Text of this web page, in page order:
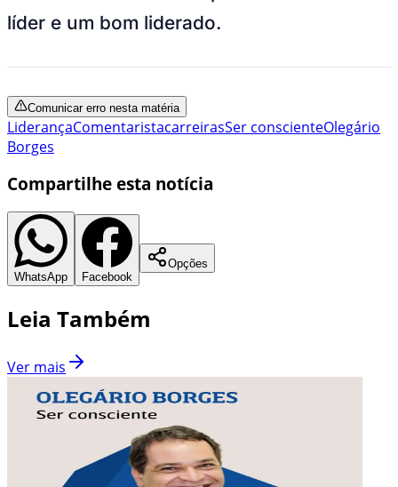
líder e um bom liderado.
Comunicar erro nesta matéria
LiderançaComentaristacarreirasSer conscienteOlegário
Borges
Compartilhe esta notícia
WhatsApp Facebook
Opções
Leia Também
Ver mais